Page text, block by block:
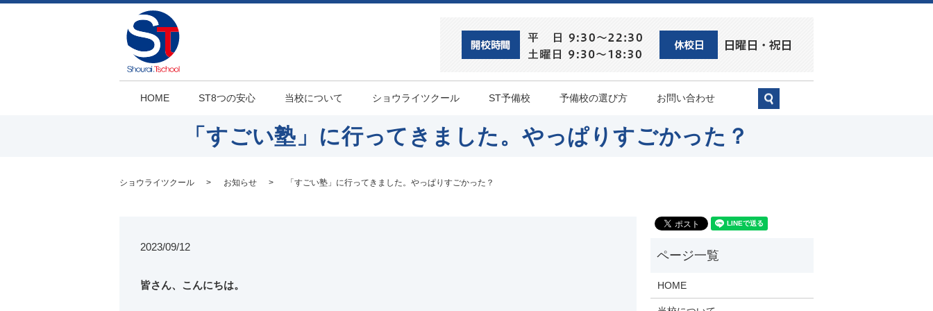
HOME ST8つの安心 当校について ショウライツクール ST予備校 予備校の選び方 お問い合わせ
search
「すごい塾」に行ってきました。やっぱりすごかった？
ショウライツクール お知らせ 「すごい塾」に行ってきました。やっぱりすごかった？
2023/09/12
皆さん、こんにちは。 HOME